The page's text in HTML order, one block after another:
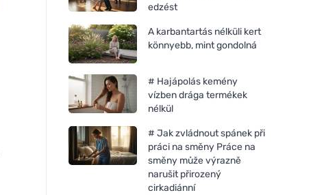
edzést
A karbantartás nélküli kert
könnyebb, mint gondolná
# Hajápolás kemény
vízben drága termékek
nélkül
# Jak zvládnout spánek při
práci na směny Práce na
směny může výrazně
narušit přirozený
cirkadiánní